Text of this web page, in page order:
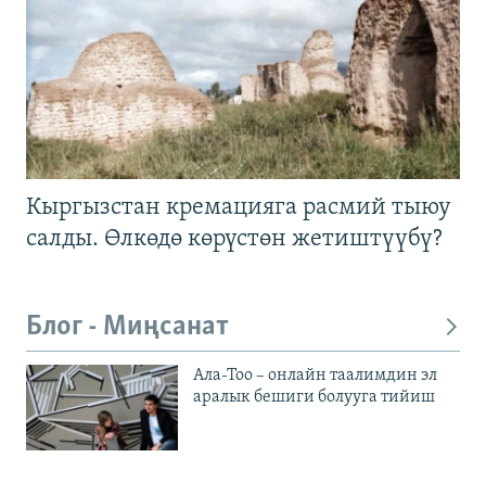
Кыргызстан кремацияга расмий тыюу
салды. Өлкөдө көрүстөн жетиштүүбү?
Блог - Миңсанат
Ала-Тоо – онлайн таалимдин эл
аралык бешиги болууга тийиш